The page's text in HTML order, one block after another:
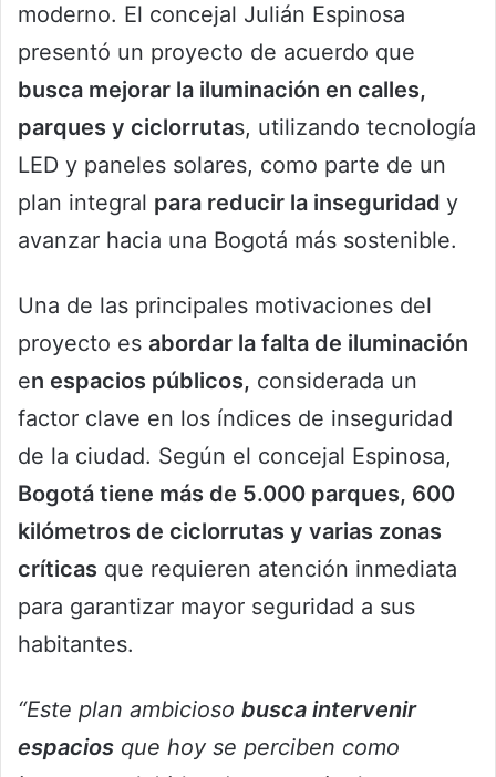
moderno. El concejal Julián Espinosa
presentó un proyecto de acuerdo que
busca mejorar la iluminación en calles,
parques y ciclorrutas, utilizando tecnología
LED y paneles solares, como parte de un
plan integral para reducir la inseguridad y
avanzar hacia una Bogotá más sostenible.
Una de las principales motivaciones del
proyecto es abordar la falta de iluminación
en espacios públicos, considerada un
factor clave en los índices de inseguridad
de la ciudad. Según el concejal Espinosa,
Bogotá tiene más de 5.000 parques, 600
kilómetros de ciclorrutas y varias zonas
críticas que requieren atención inmediata
para garantizar mayor seguridad a sus
habitantes.
“Este plan ambicioso busca intervenir
espacios que hoy se perciben como